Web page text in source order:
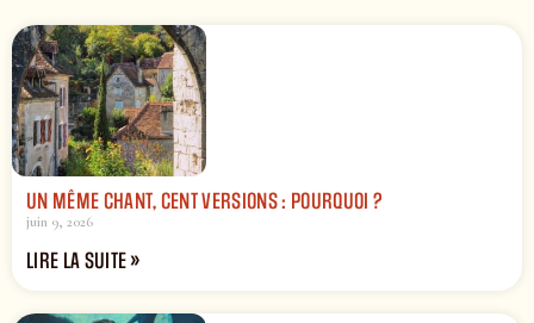
UN MÊME CHANT, CENT VERSIONS : POURQUOI ?
juin 9, 2026
LIRE LA SUITE »